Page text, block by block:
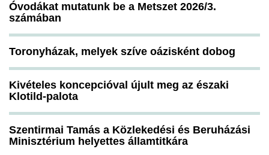
Óvodákat mutatunk be a Metszet 2026/3.
számában
Toronyházak, melyek szíve oázisként dobog
Kivételes koncepcióval újult meg az északi
Klotild-palota
Szentirmai Tamás a Közlekedési és Beruházási
Minisztérium helyettes államtitkára